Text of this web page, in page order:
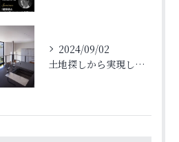
2024/09/02
土地探しから実現した理想の家